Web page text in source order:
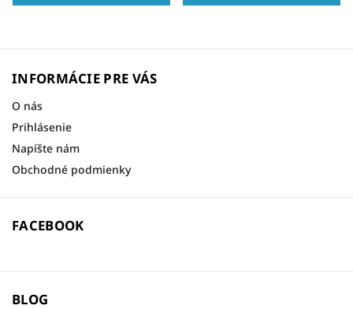
INFORMÁCIE PRE VÁS
O nás
Prihlásenie
Napíšte nám
Obchodné podmienky
FACEBOOK
BLOG